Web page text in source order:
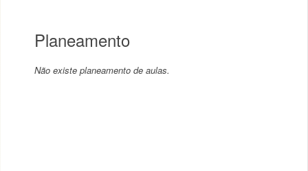
Planeamento
Não existe planeamento de aulas.